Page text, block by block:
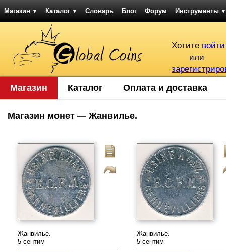
Магазин ▼ Каталог ▼ Словарь Блог Форум Инструменты ▼
Хотите
или
Магазин Каталог Оплата и доставка
Магазин монет — Жанвилье.
Жанвилье.
5 сентим
Жанвилье.
5 сентим